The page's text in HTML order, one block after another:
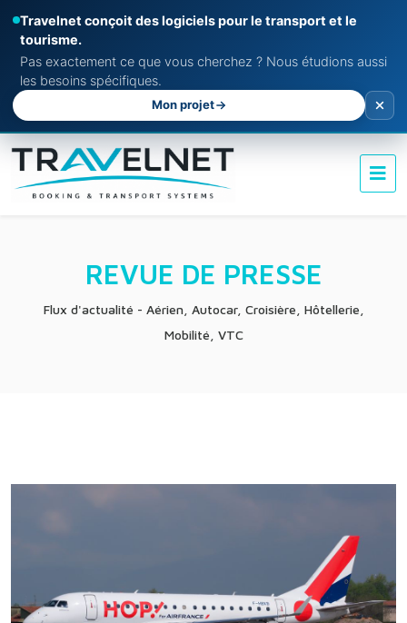
Travelnet conçoit des logiciels pour le transport et le
tourisme.
Pas exactement ce que vous cherchez ? Nous étudions aussi
les besoins spécifiques.
Mon projet
REVUE DE PRESSE
Flux d'actualité - Aérien, Autocar, Croisière, Hôtellerie,
Mobilité, VTC